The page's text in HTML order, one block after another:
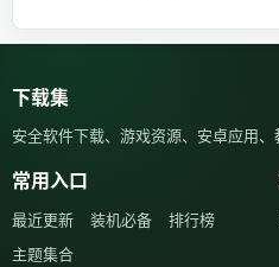
下载集
安全软件下载、游戏资源、安卓应用、
常用入口
最近更新 装机必备
排行榜
主题集合